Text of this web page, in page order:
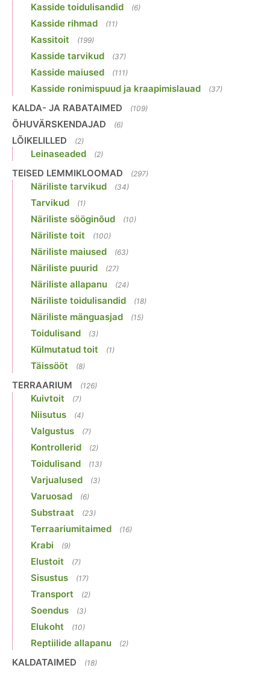
Kasside toidulisandid (6)
Kasside rihmad (11)
Kassitoit (199)
Kasside tarvikud (37)
Kasside maiused (111)
Kasside ronimispuud ja kraapimislauad (37)
KALDA- JA RABATAIMED (109)
ÕHUVÄRSKENDAJAD (6)
LÕIKELILLED (2)
Leinaseaded (2)
TEISED LEMMIKLOOMAD (297)
Näriliste tarvikud (34)
Tarvikud (1)
Näriliste sööginõud (10)
Näriliste toit (100)
Näriliste maiused (63)
Näriliste puurid (27)
Näriliste allapanu (24)
Näriliste toidulisandid (18)
Näriliste mänguasjad (15)
Toidulisand (3)
Külmutatud toit (1)
Täissööt (8)
TERRAARIUM (126)
Kuivtoit (7)
Niisutus (4)
Valgustus (7)
Kontrollerid (2)
Toidulisand (13)
Varjualused (3)
Varuosad (6)
Substraat (23)
Terraariumitaimed (16)
Krabi (9)
Elustoit (7)
Sisustus (17)
Transport (2)
Soendus (3)
Elukoht (10)
Reptiilide allapanu (2)
KALDATAIMED (18)